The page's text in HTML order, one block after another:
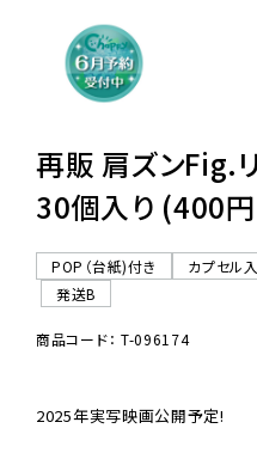
06-
再販 肩ズンFig.
30個入り (400
POP（台紙)付き
カプセル
発送B
商品コード： T-096174
2025年実写映画公開予定!